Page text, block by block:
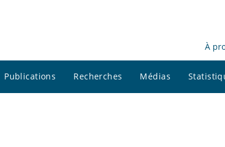
À
Publications Recherches Médias